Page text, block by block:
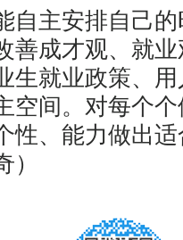
主安排自己的
善成才观、就
生就业政策、
空间。对每个
性、能力做出